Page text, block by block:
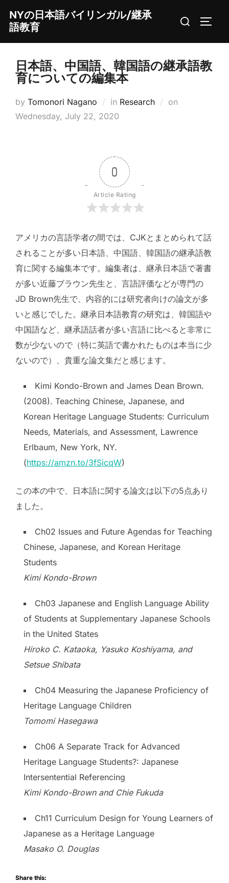
content
NYの日本語バイリンガル/継承
語教育
Search
日本語、中国語、韓国語の継承語教
育についての編集本
by Tomonori Nagano in Research on
Wednesday, July 22, 2020
0
Article Rating
アメリカの言語学者の間では、CJKとまとめられて話
されることが多い日本語、中国語、韓国語の継承語教
育に関する編集本です。編集者は、継承日本語で著書
が多い近藤ブラウン先生と、言語評価などが専門の
JD Brown先生で、内容的には研究者向けの論文が多
いと感じでした。継承日本語教育の研究は、韓国語や
中国語など、継承語話者が多い言語に比べると非常に
数が少ないので（特に英語で書かれたものは本当に少
ないので）、貴重な論文集だと感じます。
Kimi Kondo-Brown and James Dean Brown.
(2008). Teaching Chinese, Japanese, and
Korean Heritage Language Students: Curriculum
Needs, Materials, and Assessment, Lawrence
Erlbaum, New York, NY.
(https://amzn.to/3fSicqW)
この本の中で、日本語に関する論文は以下の5点あり
ました。
Ch02 Issues and Future Agendas for Teaching
Chinese, Japanese, and Korean Heritage
Students
Kimi Kondo-Brown
Ch03 Japanese and English Language Ability
of Students at Supplementary Japanese Schools
in the United States
Hiroko C. Kataoka, Yasuko Koshiyama, and
Setsue Shibata
Ch04 Measuring the Japanese Proficiency of
Heritage Language Children
Tomomi Hasegawa
Ch06 A Separate Track for Advanced
Heritage Language Students?: Japanese
Intersentential Referencing
Kimi Kondo-Brown and Chie Fukuda
Ch11 Curriculum Design for Young Learners of
Japanese as a Heritage Language
Masako O. Douglas
Share this: